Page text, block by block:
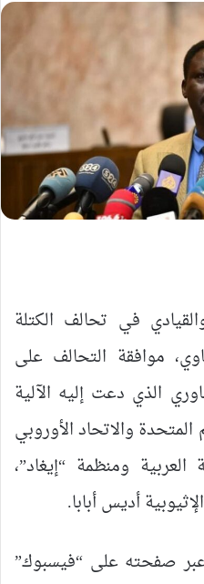
في تحالف الكتلة
موافقة التحالف على
الذي دعت إليه الآلية
والاتحاد الأوروبي
العربية ومنظمة “إيغاد”،
أديس أبابا.
صفحته على “فيسبوك”